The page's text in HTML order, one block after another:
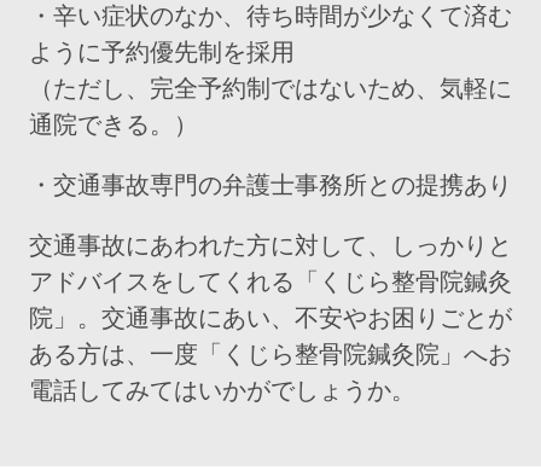
・辛い症状のなか、待ち時間が少なくて済む
ように予約優先制を採用
（ただし、完全予約制ではないため、気軽に
通院できる。）
・交通事故専門の弁護士事務所との提携あり
交通事故にあわれた方に対して、しっかりと
アドバイスをしてくれる「くじら整骨院鍼灸
院」。交通事故にあい、不安やお困りごとが
ある方は、一度「くじら整骨院鍼灸院」へお
電話してみてはいかがでしょうか。